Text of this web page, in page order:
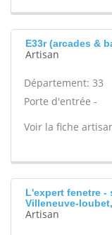
E33r (arcades &
Artisan
Département: 33
Porte d'entrée -
Voir la fiche
L'expert fenetre -
Villeneuve-
Artisan